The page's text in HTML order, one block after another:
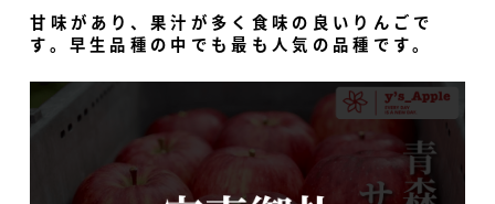
甘味があり、果汁が多く食味の良いりんごで
す。早生品種の中でも最も人気の品種です。